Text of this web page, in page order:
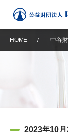
HOME / 中谷
2023年10月